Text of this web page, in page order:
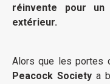
réinvente pour
extérieur.
Alors que les portes
Peacock Society a